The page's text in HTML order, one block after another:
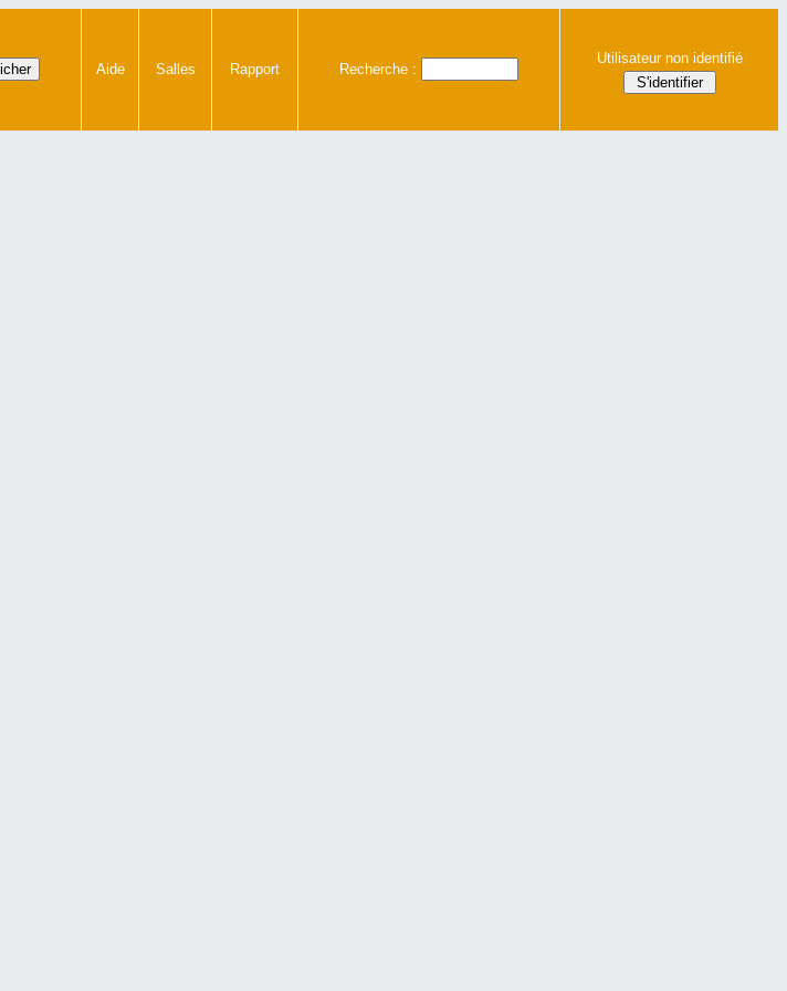
Aide Salles Rapport Recherche :
Utilisateur non identifié